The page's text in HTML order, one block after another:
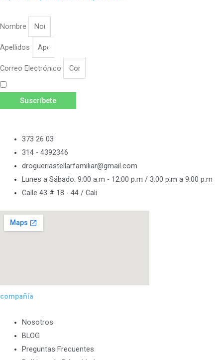
Nombre
Apellidos
Correo Electrónico
Suscríbete
373 26 03
314 - 4392346
drogueriastellarfamiliar@gmail.com
Lunes a Sábado: 9:00 a.m - 12:00 p.m / 3:00 p.m a 9:00 p.m
Calle 43 # 18 - 44 / Cali
compañía
Nosotros
BLOG
Preguntas Frecuentes